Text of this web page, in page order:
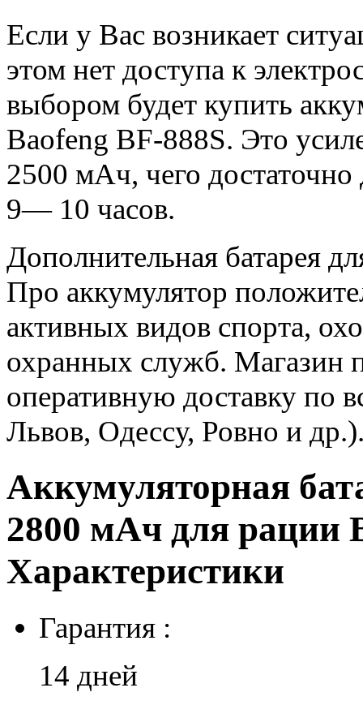
Если у Вас возникает
этом нет доступа к
выбором будет купить
Baofeng BF-888S. Это
2500 мАч, чего
9— 10 часов.
Дополнительная батарея
Про аккумулятор
активных видов спорта,
охранных служб. Магазин
оперативную доставку по
Львов, Одессу, Ровно и
Аккумуляторная
2800 мАч для рации
Характеристики
Гарантия :
14 дней